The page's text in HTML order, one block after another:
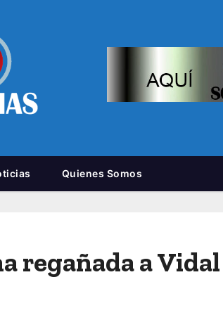
Quienes Somos
regañada a